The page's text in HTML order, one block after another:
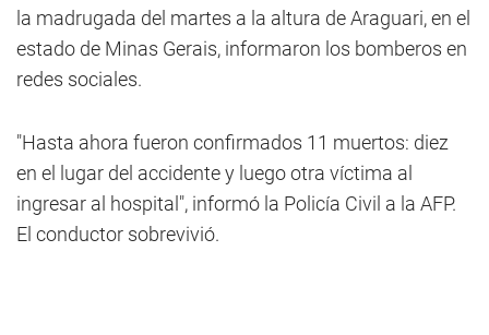
la madrugada del martes a la altura de Araguari, en el
estado de Minas Gerais, informaron los bomberos en
redes sociales.
"Hasta ahora fueron confirmados 11 muertos: diez
en el lugar del accidente y luego otra víctima al
ingresar al hospital", informó la Policía Civil a la AFP.
El conductor sobrevivió.